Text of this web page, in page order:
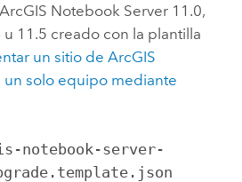
ArcGIS Notebook Server11.0,
u 11.5 creado con la plantilla
un sitio de ArcGIS
solo equipo mediante
notebook-server-